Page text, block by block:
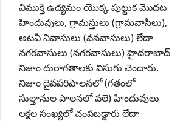
విముక్తి ఉద్యమం యొక్క పుట్టుక మొదట
హిందువులు, గ్రామస్తులు (గ్రామవాసీలు),
అటవీ నివాసులు (వనవాసులు) లేదా
నగరవాసులు (నగరవాసులు) హైదరాబాద్
నిజాం దురాగతాలకు విసుగు చెందారు.
నిజాం దైవపరిపాలనలో (గతంలో
సుల్తానుల పాలనలో వలె) హిందువులు
లక్షల సంఖ్యలో చంపబడ్డారు లేదా